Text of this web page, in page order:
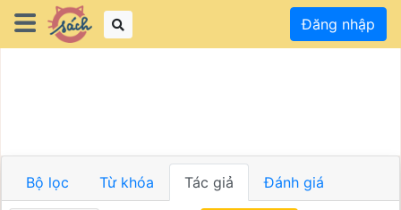
Đăng nhập
Bộ lọc Từ khóa Tác giả Đánh giá